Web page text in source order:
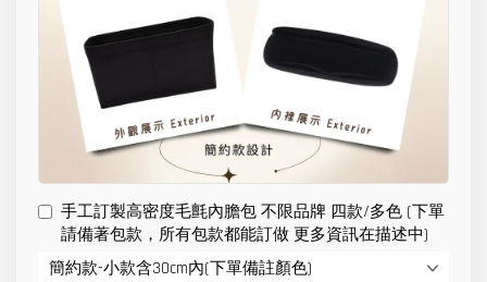
手工訂製高密度毛氈內膽包 不限品牌 四款/多色 (下單
請備著包款，所有包款都能訂做 更多資訊在描述中)